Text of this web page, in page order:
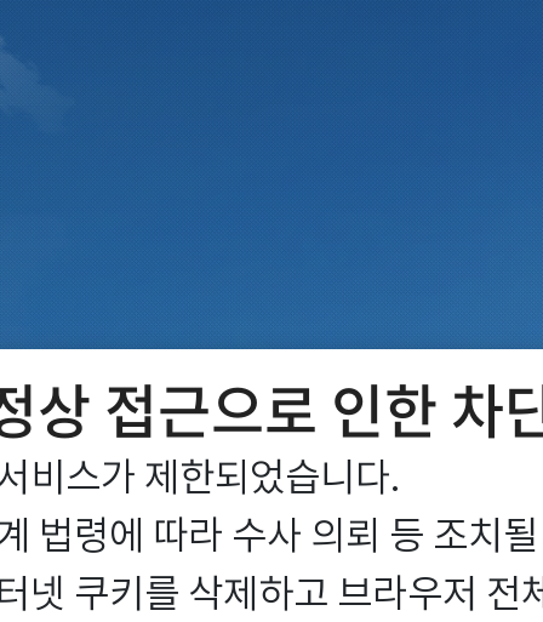
상 접근으로 인한 차
비스가 제한되었습니다.
법령에 따라 수사 의뢰 등 조치
넷 쿠키를 삭제하고 브라우저 전